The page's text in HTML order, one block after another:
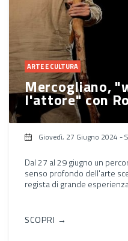
ARTE E CULTURA
Mercogliano,
l'attore" con
Giovedì, 27 Giugno 2024 -
Dal 27 al 29 giugno un
senso profondo dell'arte
regista di grande
SCOPRI →